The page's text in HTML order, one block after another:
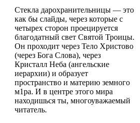
Стекла дарохранительницы — это
как бы слайды, через которые с
четырех сторон проецируется
благодатный свет Святой Троицы.
Он проходит через Тело Христово
(через Бога Слова), через
Кристалл Неба (ангельские
иерархии) и образует
пространство и материю земного
м1ра. И в центре этого мира
находишься ты, многоуважаемый
читатель.